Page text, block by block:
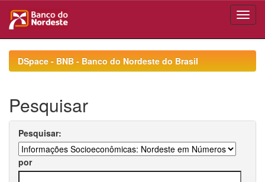
navigationDSpace - BNB - Banco do Nordeste do Brasil
Pesquisar
Pesquisar:
por